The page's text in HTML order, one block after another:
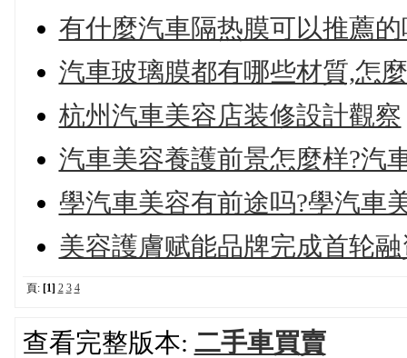
有什麼汽車隔热膜可以推薦的
汽車玻璃膜都有哪些材質,怎
杭州汽車美容店装修設計觀察
汽車美容養護前景怎麼样?汽
學汽車美容有前途吗?學汽車
美容護膚赋能品牌完成首轮融
頁: [1] 2 3 4
查看完整版本: 二手車買賣